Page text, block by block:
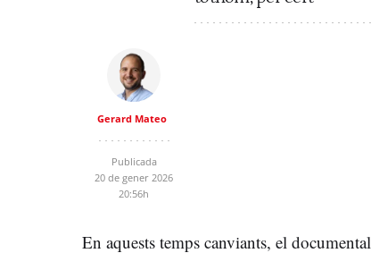
Gerard Mateo
Publicada
20 de gener 2026
20:56h
En aquests temps canviants, el documental